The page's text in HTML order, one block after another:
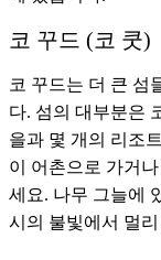
코 꾸드 (코 쿳)
코 꾸드는 더 큰 섬
다. 섬의 대부분은
을과 몇 개의 리조
이 어촌으로 가거
세요. 나무 그늘에
시의 불빛에서 멀